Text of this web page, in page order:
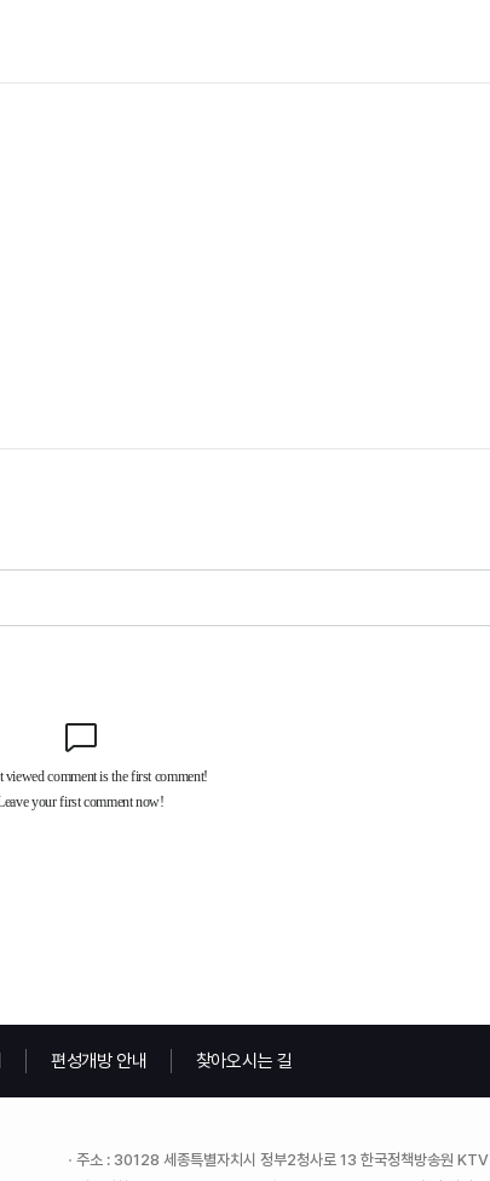
편성개방 안내 찾아오시는 길
주소 : 30128 세종특별자치시 정부2청사로 13 한국정책방송원 KTV